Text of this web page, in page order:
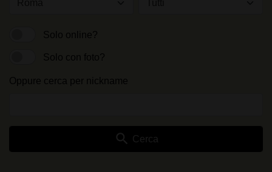
Solo online?
Solo con foto?
Oppure cerca per nickname
search Cerca